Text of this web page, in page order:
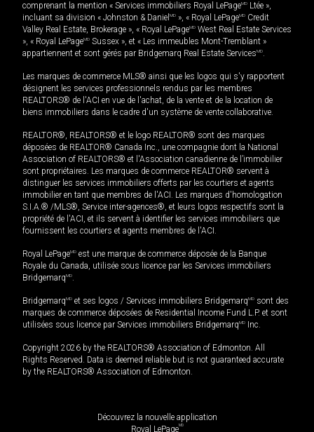
comprenant la mention « Services immobiliers Royal LePageMD Ltée »,
incluant sa division « Johnston & Daniel MD », « Royal LePageMD Credit
Valley Real Estate, Brokerage », « Royal LePageMD West Real Estate Services
», « Royal LePageMD Sussex », et « Les immeubles Mont-Tremblant »
appartiennent et sont gérés par Bridgemarq Real Estate ServicesMD.
Les marques de commerce MLS® ainsi que les logos qui s'y rapportent
désignent les services professionnels rendus par les membres
REALTORS® de l'ACI en vue de l'achat, de la vente et de la location de
biens immobiliers dans le cadre d'un système de vente collaborative.
REALTOR®, REALTORS® et le logo REALTOR® sont des marques
déposées de REALTOR® Canada Inc., une compagnie dont la National
Association of REALTORS® et l'Association canadienne de l’immobilier
sont propriétaires. Les marques de commerce REALTOR® servent à
distinguer les services immobiliers offerts par les courtiers et agents
immobilier en tant que membres de l'ACI. Les marques d'homologation
S.I.A.® /MLS®, Service inter-agences®, et leurs logos respectifs sont la
propriété de l'ACI, et ils servent à identifier les services immobiliers que
fournissent les courtiers et agents membres de l'ACI.
Royal LePageMD est une marque de commerce déposée de la Banque
Royale du Canada, utilisée sous licence par les Services immobiliers
BridgemarqMD.
BridgemarqMD et ses logos / Services immobiliers BridgemarqMD sont des
marques de commerce déposées de Residential Income Fund L.P. et sont
utilisées sous licence par Services immobiliers BridgemarqMD Inc.
Copyright 2026 by the REALTORS® Association of Edmonton. All
Rights Reserved. Data is deemed reliable but is not guaranteed accurate
by the REALTORS® Association of Edmonton.
Découvrez la nouvelle application
Royal LePageMD